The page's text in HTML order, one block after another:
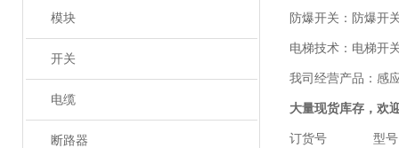
模块
开关
电缆
断路器
防爆开关：防爆开
电梯技术：电梯开
我司经营产品：感
大量现货库存，欢
订货号 型号